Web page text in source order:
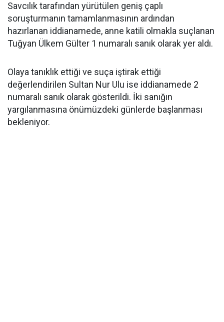
Savcılık tarafından yürütülen geniş çaplı
soruşturmanın tamamlanmasının ardından
hazırlanan iddianamede, anne katili olmakla suçlanan
Tuğyan Ülkem Gülter 1 numaralı sanık olarak yer aldı.
Olaya tanıklık ettiği ve suça iştirak ettiği
değerlendirilen Sultan Nur Ulu ise iddianamede 2
numaralı sanık olarak gösterildi. İki sanığın
yargılanmasına önümüzdeki günlerde başlanması
bekleniyor.